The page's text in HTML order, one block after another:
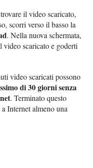
il video scaricato,
scorri verso il basso la
. Nella nuova schermata,
video scaricato e goderti
video scaricati possono
di 30 giorni senza
. Terminato questo
Internet almeno una